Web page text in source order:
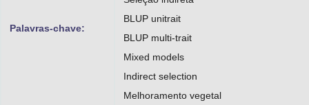
Palavras-chave:
BLUP unitrait
BLUP multi-trait
Mixed models
Indirect selection
Melhoramento vegetal